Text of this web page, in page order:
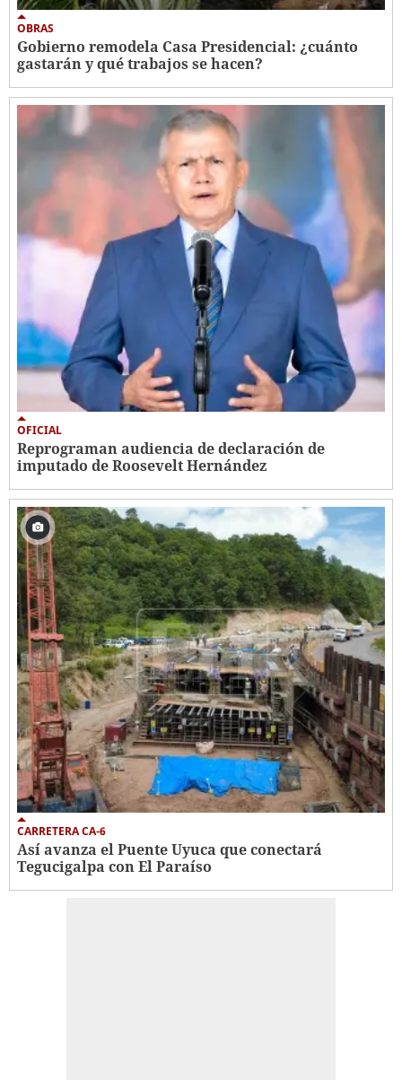
OBRAS
Gobierno remodela Casa Presidencial: ¿cuánto
gastarán y qué trabajos se hacen?
OFICIAL
Reprograman audiencia de declaración de
imputado de Roosevelt Hernández
CARRETERA CA-6
Así avanza el Puente Uyuca que conectará
Tegucigalpa con El Paraíso